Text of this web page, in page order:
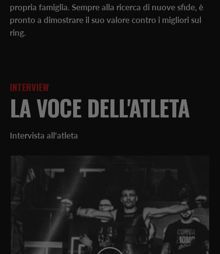
propria famiglia. Sempre alla ricerca di nuove sfide, è
pronto a dimostrare il suo valore contro i migliori sul
ring.
INTERVIEW
LA VOCE DELL'ATLETA
Intervista all'atleta